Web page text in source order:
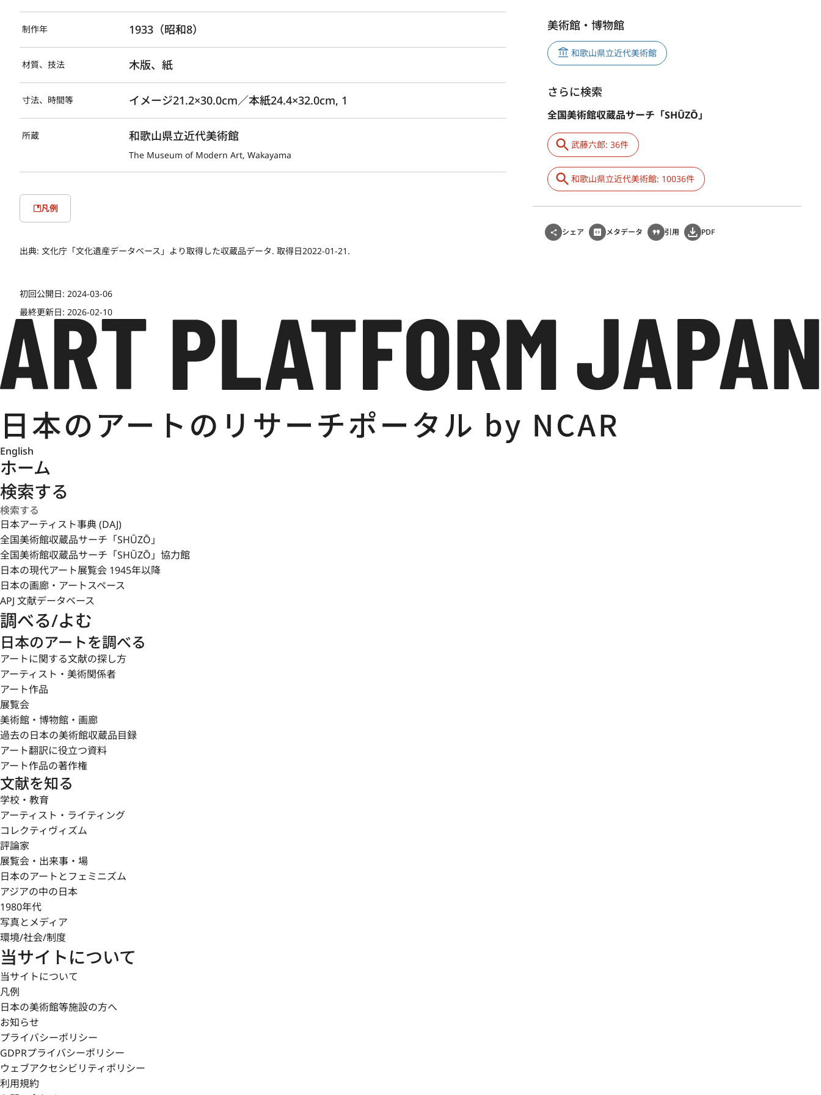
制作年 1933（昭和8）
材質、技法 木版、紙
寸法、時間等 イメージ21.2×30.0cm／本紙24.4×32.0cm, 1
所蔵 和歌山県立近代美術館
The Museum of Modern Art, Wakayama
凡例
出典: 文化庁「文化遺産データベース」より取得した収蔵品データ. 取得日2022-01-21.
初回公開日: 2024-03-06
最終更新日: 2026-02-10
美術館・博物館
和歌山県立近代美術館
さらに検索
全国美術館収蔵品サーチ「SHŪZŌ」
武藤六郎: 36件
和歌山県立近代美術館: 10036件
シェア メタデータ 引用 PDF
English
ホーム
検索する
日本アーティスト事典 (DAJ)
全国美術館収蔵品サーチ「SHŪZŌ」
全国美術館収蔵品サーチ「SHŪZŌ」協力館
日本の現代アート展覧会 1945年以降
日本の画廊・アートスペース
APJ 文献データベース
調べる/よむ
日本のアートを調べる
アートに関する文献の探し方
アーティスト・美術関係者
アート作品
展覧会
美術館・博物館・画廊
過去の日本の美術館収蔵品目録
アート翻訳に役立つ資料
アート作品の著作権
文献を知る
学校・教育
アーティスト・ライティング
コレクティヴィズム
評論家
展覧会・出来事・場
日本のアートとフェミニズム
アジアの中の日本
1980年代
写真とメディア
環境/社会/制度
当サイトについて
当サイトについて
凡例
日本の美術館等施設の方へ
お知らせ
プライバシーポリシー
GDPRプライバシーポリシー
ウェブアクセシビリティポリシー
利用規約